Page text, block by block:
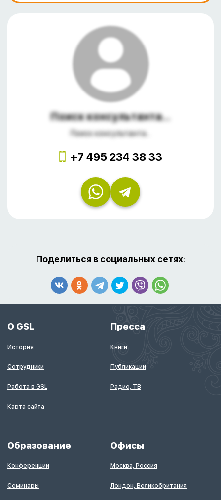
Поиск консультанта...
Поиск консультанта...
+7 495 234 38 33
Поделиться в социальных сетях:
О GSL
История
Сотрудники
Работа в GSL
Карта сайта
Пресса
Книги
Публикации
Радио, ТВ
Образование
Конференции
Семинары
Офисы
Москва, Россия
Лондон, Великобритания